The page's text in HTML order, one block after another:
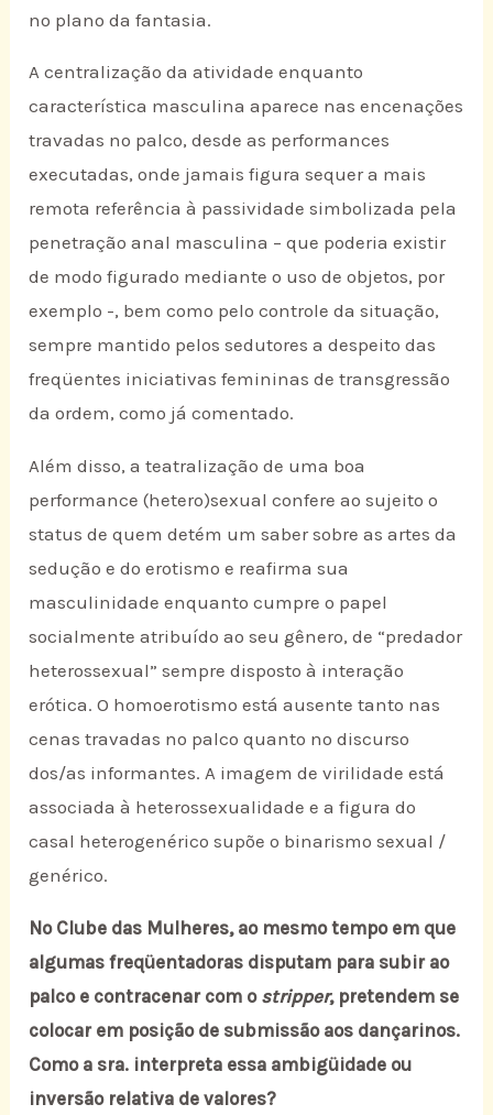
no plano da fantasia.
A centralização da atividade enquanto
característica masculina aparece nas encenações
travadas no palco, desde as performances
executadas, onde jamais figura sequer a mais
remota referência à passividade simbolizada pela
penetração anal masculina – que poderia existir
de modo figurado mediante o uso de objetos, por
exemplo -, bem como pelo controle da situação,
sempre mantido pelos sedutores a despeito das
freqüentes iniciativas femininas de transgressão
da ordem, como já comentado.
Além disso, a teatralização de uma boa
performance (hetero)sexual confere ao sujeito o
status de quem detém um saber sobre as artes da
sedução e do erotismo e reafirma sua
masculinidade enquanto cumpre o papel
socialmente atribuído ao seu gênero, de “predador
heterossexual” sempre disposto à interação
erótica. O homoerotismo está ausente tanto nas
cenas travadas no palco quanto no discurso
dos/as informantes. A imagem de virilidade está
associada à heterossexualidade e a figura do
casal heterogenérico supõe o binarismo sexual /
genérico.
No Clube das Mulheres, ao mesmo tempo em que
algumas freqüentadoras disputam para subir ao
palco e contracenar com o stripper, pretendem se
colocar em posição de submissão aos dançarinos.
Como a sra. interpreta essa ambigüidade ou
inversão relativa de valores?